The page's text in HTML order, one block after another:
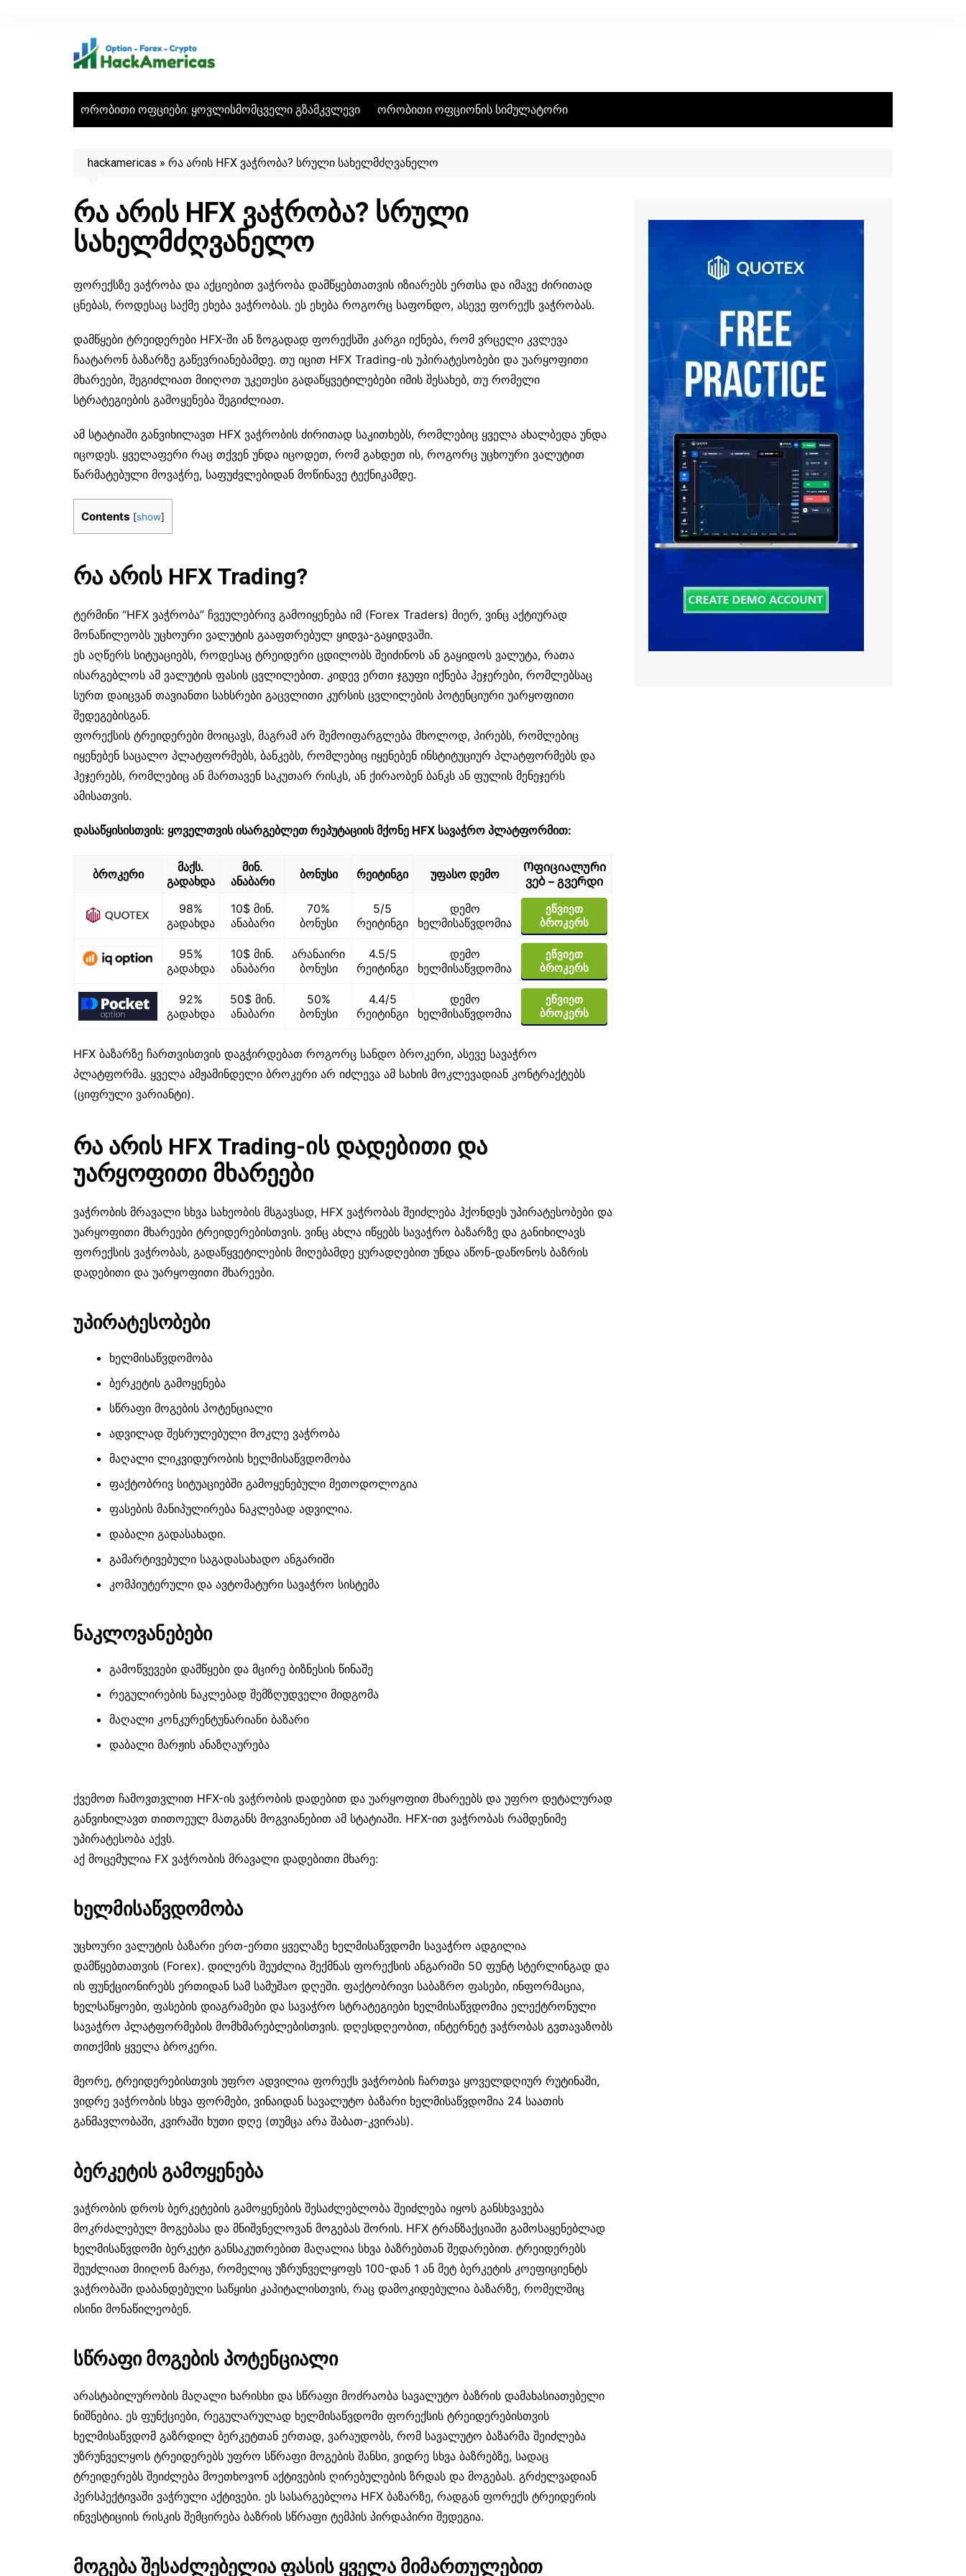
ორობითი ოფციები: ყოვლისმომცველი გზამკვლევი ორობითი ოფციონის სიმულატორი
hackamericas » რა არის HFX ვაჭრობა? სრული სახელმძღვანელო
რა არის HFX ვაჭრობა? სრული
სახელმძღვანელო
ფორექსზე ვაჭრობა და აქციებით ვაჭრობა დამწყებთათვის იზიარებს ერთსა და იმავე ძირითად
ცნებას, როდესაც საქმე ეხება ვაჭრობას. ეს ეხება როგორც საფონდო, ასევე ფორექს ვაჭრობას.
დამწყები ტრეიდერები HFX-ში ან ზოგადად ფორექსში კარგი იქნება, რომ ვრცელი კვლევა
ჩაატარონ ბაზარზე გაწევრიანებამდე. თუ იცით HFX Trading-ის უპირატესობები და უარყოფითი
მხარეები, შეგიძლიათ მიიღოთ უკეთესი გადაწყვეტილებები იმის შესახებ, თუ რომელი
სტრატეგიების გამოყენება შეგიძლიათ.
ამ სტატიაში განვიხილავთ HFX ვაჭრობის ძირითად საკითხებს, რომლებიც ყველა ახალბედა უნდა
იცოდეს. ყველაფერი რაც თქვენ უნდა იცოდეთ, რომ გახდეთ ის, როგორც უცხოური ვალუტით
წარმატებული მოვაჭრე, საფუძვლებიდან მოწინავე ტექნიკამდე.
Contents [show]
რა არის HFX Trading?
ტერმინი “HFX ვაჭრობა” ჩვეულებრივ გამოიყენება იმ (Forex Traders) მიერ, ვინც აქტიურად
მონაწილეობს უცხოური ვალუტის გააფთრებულ ყიდვა-გაყიდვაში.
ეს აღწერს სიტუაციებს, როდესაც ტრეიდერი ცდილობს შეიძინოს ან გაყიდოს ვალუტა, რათა
ისარგებლოს ამ ვალუტის ფასის ცვლილებით. კიდევ ერთი ჯგუფი იქნება ჰეჯერები, რომლებსაც
სურთ დაიცვან თავიანთი სახსრები გაცვლითი კურსის ცვლილების პოტენციური უარყოფითი
შედეგებისგან.
ფორექსის ტრეიდერები მოიცავს, მაგრამ არ შემოიფარგლება მხოლოდ, პირებს, რომლებიც
იყენებენ საცალო პლატფორმებს, ბანკებს, რომლებიც იყენებენ ინსტიტუციურ პლატფორმებს და
ჰეჯერებს, რომლებიც ან მართავენ საკუთარ რისკს, ან ქირაობენ ბანკს ან ფულის მენეჯერს
ამისათვის.
დასაწყისისთვის: ყოველთვის ისარგებლეთ რეპუტაციის მქონე HFX სავაჭრო პლატფორმით:
ბროკერი
მაქს.
გადახდა
მინ.
ანაბარი
ბონუსი რეიტინგი უფასო დემო
Ოფიციალური
ვებ – გვერდი
98%
გადახდა
10$ მინ.
ანაბარი
70%
ბონუსი
5/5
რეიტინგი
დემო
ხელმისაწვდომია
ეწვიეთ
ბროკერს
95%
გადახდა
10$ მინ.
ანაბარი
არანაირი
ბონუსი
4.5/5
რეიტინგი
დემო
ხელმისაწვდომია
ეწვიეთ
ბროკერს
92%
გადახდა
50$ მინ.
ანაბარი
50%
ბონუსი
4.4/5
რეიტინგი
დემო
ხელმისაწვდომია
ეწვიეთ
ბროკერს
HFX ბაზარზე ჩართვისთვის დაგჭირდებათ როგორც სანდო ბროკერი, ასევე სავაჭრო
პლატფორმა. ყველა ამჟამინდელი ბროკერი არ იძლევა ამ სახის მოკლევადიან კონტრაქტებს
(ციფრული ვარიანტი).
რა არის HFX Trading-ის დადებითი და
უარყოფითი მხარეები
ვაჭრობის მრავალი სხვა სახეობის მსგავსად, HFX ვაჭრობას შეიძლება ჰქონდეს უპირატესობები და
უარყოფითი მხარეები ტრეიდერებისთვის. ვინც ახლა იწყებს სავაჭრო ბაზარზე და განიხილავს
ფორექსის ვაჭრობას, გადაწყვეტილების მიღებამდე ყურადღებით უნდა აწონ-დაწონოს ბაზრის
დადებითი და უარყოფითი მხარეები.
უპირატესობები
ხელმისაწვდომობა
ბერკეტის გამოყენება
სწრაფი მოგების პოტენციალი
ადვილად შესრულებული მოკლე ვაჭრობა
მაღალი ლიკვიდურობის ხელმისაწვდომობა
ფაქტობრივ სიტუაციებში გამოყენებული მეთოდოლოგია
ფასების მანიპულირება ნაკლებად ადვილია.
დაბალი გადასახადი.
გამარტივებული საგადასახადო ანგარიში
კომპიუტერული და ავტომატური სავაჭრო სისტემა
ნაკლოვანებები
გამოწვევები დამწყები და მცირე ბიზნესის წინაშე
რეგულირების ნაკლებად შემზღუდველი მიდგომა
მაღალი კონკურენტუნარიანი ბაზარი
დაბალი მარჟის ანაზღაურება
ქვემოთ ჩამოვთვლით HFX-ის ვაჭრობის დადებით და უარყოფით მხარეებს და უფრო დეტალურად
განვიხილავთ თითოეულ მათგანს მოგვიანებით ამ სტატიაში. HFX-ით ვაჭრობას რამდენიმე
უპირატესობა აქვს.
აქ მოცემულია FX ვაჭრობის მრავალი დადებითი მხარე:
ხელმისაწვდომობა
უცხოური ვალუტის ბაზარი ერთ-ერთი ყველაზე ხელმისაწვდომი სავაჭრო ადგილია
დამწყებთათვის (Forex). დილერს შეუძლია შექმნას ფორექსის ანგარიში 50 ფუნტ სტერლინგად და
ის ფუნქციონირებს ერთიდან სამ სამუშაო დღეში. ფაქტობრივი საბაზრო ფასები, ინფორმაცია,
ხელსაწყოები, ფასების დიაგრამები და სავაჭრო სტრატეგიები ხელმისაწვდომია ელექტრონული
სავაჭრო პლატფორმების მომხმარებლებისთვის. დღესდღეობით, ინტერნეტ ვაჭრობას გვთავაზობს
თითქმის ყველა ბროკერი.
მეორე, ტრეიდერებისთვის უფრო ადვილია ფორექს ვაჭრობის ჩართვა ყოველდღიურ რუტინაში,
ვიდრე ვაჭრობის სხვა ფორმები, ვინაიდან სავალუტო ბაზარი ხელმისაწვდომია 24 საათის
განმავლობაში, კვირაში ხუთი დღე (თუმცა არა შაბათ-კვირას).
ბერკეტის გამოყენება
ვაჭრობის დროს ბერკეტების გამოყენების შესაძლებლობა შეიძლება იყოს განსხვავება
მოკრძალებულ მოგებასა და მნიშვნელოვან მოგებას შორის. HFX ტრანზაქციაში გამოსაყენებლად
ხელმისაწვდომი ბერკეტი განსაკუთრებით მაღალია სხვა ბაზრებთან შედარებით. ტრეიდერებს
შეუძლიათ მიიღონ მარჟა, რომელიც უზრუნველყოფს 100-დან 1 ან მეტ ბერკეტის კოეფიციენტს
ვაჭრობაში დაბანდებული საწყისი კაპიტალისთვის, რაც დამოკიდებულია ბაზარზე, რომელშიც
ისინი მონაწილეობენ.
სწრაფი მოგების პოტენციალი
არასტაბილურობის მაღალი ხარისხი და სწრაფი მოძრაობა სავალუტო ბაზრის დამახასიათებელი
ნიშნებია. ეს ფუნქციები, რეგულარულად ხელმისაწვდომი ფორექსის ტრეიდერებისთვის
ხელმისაწვდომ გაზრდილ ბერკეტთან ერთად, ვარაუდობს, რომ სავალუტო ბაზარმა შეიძლება
უზრუნველყოს ტრეიდერებს უფრო სწრაფი მოგების შანსი, ვიდრე სხვა ბაზრებზე, სადაც
ტრეიდერებს შეიძლება მოეთხოვონ აქტივების ღირებულების ზრდას და მოგებას. გრძელვადიან
პერსპექტივაში ვაჭრული აქტივები. ეს სასარგებლოა HFX ბაზარზე, რადგან ფორექს ტრეიდერის
ინვესტიციის რისკის შემცირება ბაზრის სწრაფი ტემპის პირდაპირი შედეგია.
მოგება შესაძლებელია ფასის ყველა მიმართულებით